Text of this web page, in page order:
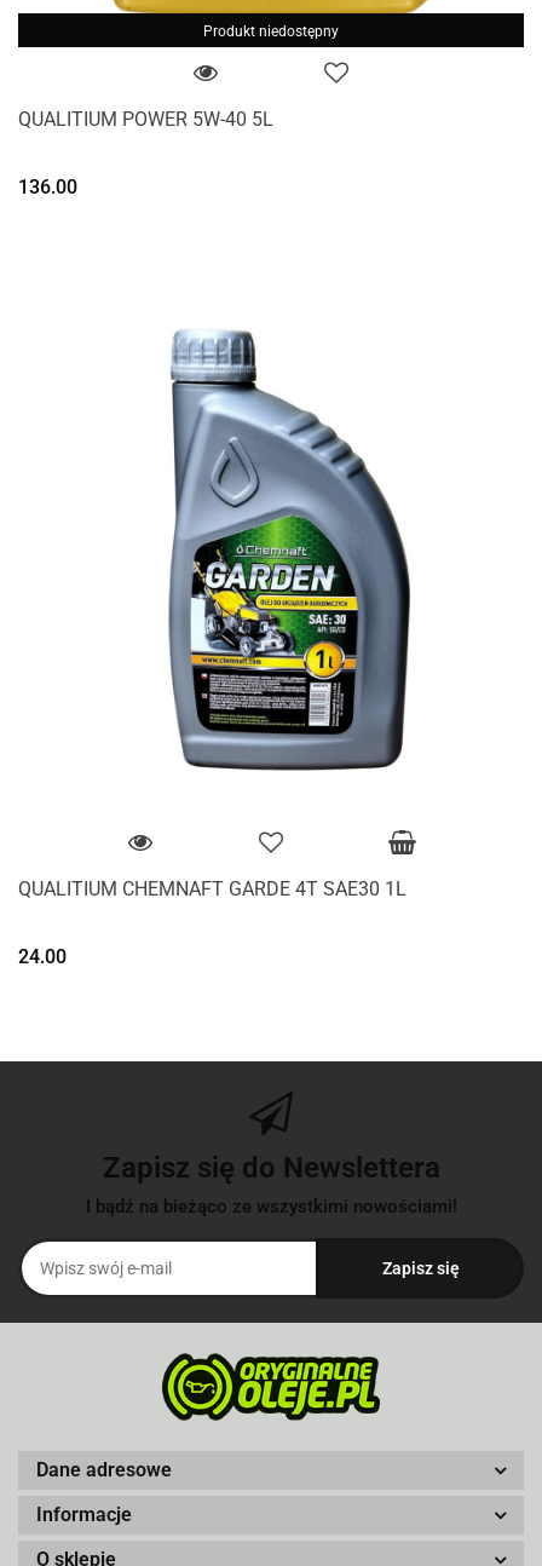
Produkt niedostępny
QUALITIUM POWER 5W-40 5L
136.00
QUALITIUM CHEMNAFT GARDE 4T SAE30 1L
24.00
Zapisz się do Newslettera
I bądź na bieżąco ze wszystkimi nowościami!
Dane adresowe
Informacje
O sklepie